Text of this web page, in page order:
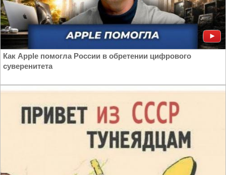
Как Apple помогла России в обретении цифрового
суверенитета